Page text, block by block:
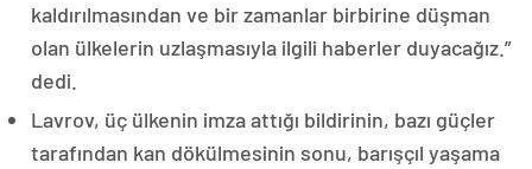
kaldırılmasından ve bir zamanlar birbirine düşman
olan ülkelerin uzlaşmasıyla ilgili haberler duyacağız.”
dedi.
Lavrov, üç ülkenin imza attığı bildirinin, bazı güçler
tarafından kan dökülmesinin sonu, barışçıl yaşama